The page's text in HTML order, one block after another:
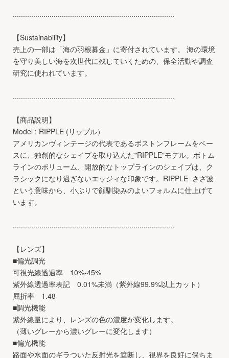
...............................................................................
【Sustainability】
売上の一部は「海の羽根募金」に寄付されています。 海の環境
を守り美しい海を次世代に残していくための、保全活動や調査
研究に使われています。
...............................................................................
【商品説明】
Model : RIPPLE (リップル）
アメリカンヴィンテージの代表であるボストンフレームをベー
スに、独創的なシェイプを取り込んだ"RIPPLE"モデル。ボトム
ラインのボリューム、開放的なトップラインのシェイプは、ク
ラシックになり過ぎないエッジィな印象です。RIPPLE=さざ波
という意味から、小ぶりで顔馴染みのよいフォルムに仕上げて
います。
...............................................................................
【レンズ】
■偏光調光
可視光線透過率 10%-45%
紫外線透過率表記 0.01%未満（紫外線99.9%以上カット）
屈折率 1.48
■調光機能
紫外線量により、レンズの色の濃度が変化します。
（薄いグレーから濃いグレーに変化します）
■偏光機能
路面や水面のギラついた反射光を遮断し、視界を良好に保ちま